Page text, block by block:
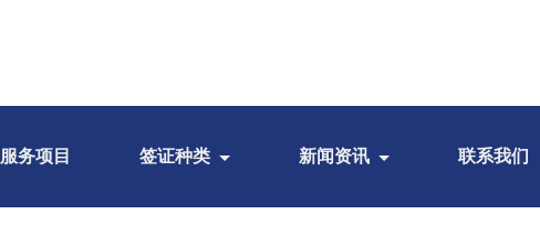
服务项目 签证种类 新闻资讯 联系我们